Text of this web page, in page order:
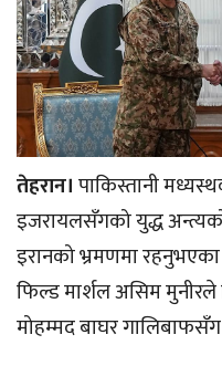
तेहरान।पाकिस्तानी
इजरायलसँगको युद्ध
इरानको भ्रमणमा
फिल्ड मार्शल असिम
मोहम्मद बाघर